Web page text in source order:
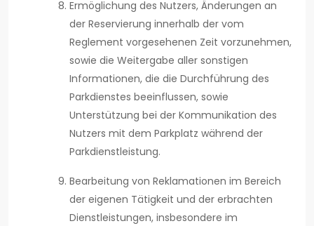
Ermöglichung des Nutzers, Änderungen an
der Reservierung innerhalb der vom
Reglement vorgesehenen Zeit vorzunehmen,
sowie die Weitergabe aller sonstigen
Informationen, die die Durchführung des
Parkdienstes beeinflussen, sowie
Unterstützung bei der Kommunikation des
Nutzers mit dem Parkplatz während der
Parkdienstleistung.
Bearbeitung von Reklamationen im Bereich
der eigenen Tätigkeit und der erbrachten
Dienstleistungen, insbesondere im